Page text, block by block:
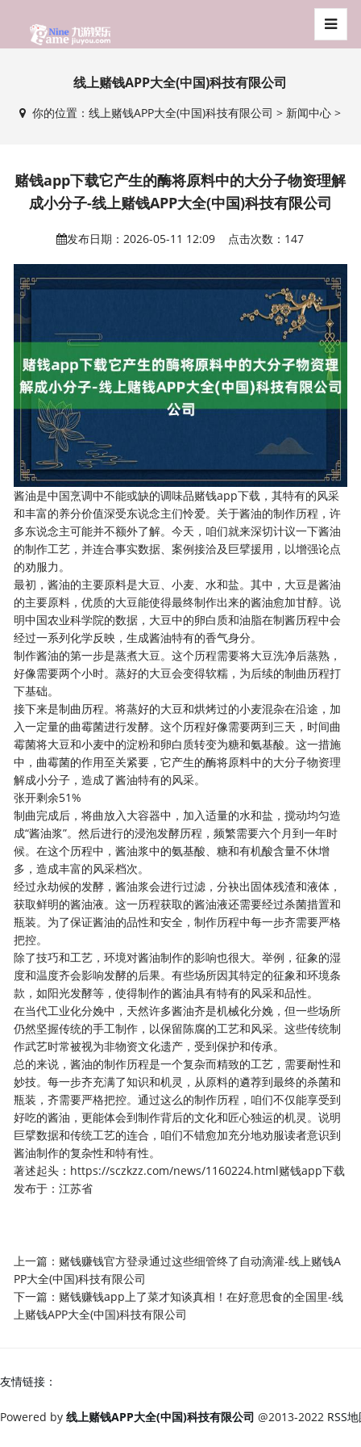
线上赌钱APP大全(中国)科技有限公司
你的位置：线上赌钱APP大全(中国)科技有限公司 > 新闻中心 >
赌钱app下载它产生的酶将原料中的大分子物资理解
成小分子-线上赌钱APP大全(中国)科技有限公司
发布日期：2026-05-11 12:09 点击次数：147
酱油是中国烹调中不能或缺的调味品赌钱app下载，其特有的风采
和丰富的养分价值深受东说念主们怜爱。关于酱油的制作历程，许
多东说念主可能并不额外了解。今天，咱们就来深切计议一下酱油
的制作工艺，并连合事实数据、案例接洽及巨擘援用，以增强论点
的劝服力。
最初，酱油的主要原料是大豆、小麦、水和盐。其中，大豆是酱油
的主要原料，优质的大豆能使得最终制作出来的酱油愈加甘醇。说
明中国农业科学院的数据，大豆中的卵白质和油脂在制酱历程中会
经过一系列化学反映，生成酱油特有的香气身分。
制作酱油的第一步是蒸煮大豆。这个历程需要将大豆洗净后蒸熟，
好像需要两个小时。蒸好的大豆会变得软糯，为后续的制曲历程打
下基础。
接下来是制曲历程。将蒸好的大豆和烘烤过的小麦混杂在沿途，加
入一定量的曲霉菌进行发酵。这个历程好像需要两到三天，时间曲
霉菌将大豆和小麦中的淀粉和卵白质转变为糖和氨基酸。这一措施
中，曲霉菌的作用至关紧要，它产生的酶将原料中的大分子物资理
解成小分子，造成了酱油特有的风采。
张开剩余51%
制曲完成后，将曲放入大容器中，加入适量的水和盐，搅动均匀造
成“酱油浆”。然后进行的浸泡发酵历程，频繁需要六个月到一年时
候。在这个历程中，酱油浆中的氨基酸、糖和有机酸含量不休增
多，造成丰富的风采档次。
经过永劫候的发酵，酱油浆会进行过滤，分袂出固体残渣和液体，
获取鲜明的酱油液。这一历程获取的酱油液还需要经过杀菌措置和
瓶装。为了保证酱油的品性和安全，制作历程中每一步齐需要严格
把控。
除了技巧和工艺，环境对酱油制作的影响也很大。举例，征象的湿
度和温度齐会影响发酵的后果。有些场所因其特定的征象和环境条
款，如阳光发酵等，使得制作的酱油具有特有的风采和品性。
在当代工业化分娩中，天然许多酱油齐是机械化分娩，但一些场所
仍然坚握传统的手工制作，以保留陈腐的工艺和风采。这些传统制
作武艺时常被视为非物资文化遗产，受到保护和传承。
总的来说，酱油的制作历程是一个复杂而精致的工艺，需要耐性和
妙技。每一步齐充满了知识和机灵，从原料的遴荐到最终的杀菌和
瓶装，齐需要严格把控。通过这么的制作历程，咱们不仅能享受到
好吃的酱油，更能体会到制作背后的文化和匠心独运的机灵。说明
巨擘数据和传统工艺的连合，咱们不错愈加充分地劝服读者意识到
酱油制作的复杂性和特有性。
著述起头：https://sczkzz.com/news/1160224.html赌钱app下载
发布于：江苏省
上一篇： 赌钱赚钱官方登录通过这些细管终了自动滴灌-线上赌钱A
PP大全(中国)科技有限公司
下一篇： 赌钱赚钱app上了菜才知谈真相！在好意思食的全国里-线
上赌钱APP大全(中国)科技有限公司
友情链接：
Powered by 线上赌钱APP大全(中国)科技有限公司 @2013-2022 RSS